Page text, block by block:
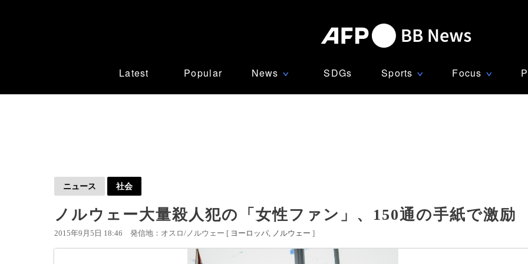
Latest Popular News ∨ SDGs Sports ∨ Focus ∨
ニュース 社会
ノルウェー大量殺人犯の「女性ファン」、150通の手紙で激励
2015年9月5日 18:46 発信地：オスロ/ノルウェー [ ヨーロッパ ノルウェー ]